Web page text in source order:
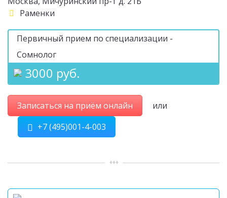
Раменки
Первичный прием по специализации -
Сомнолог
3000 руб.
Записаться на приём онлайн
или
+7 (495)001-4-003